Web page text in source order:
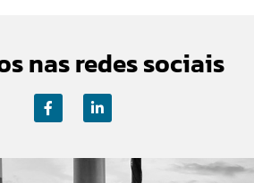
nas redes sociais